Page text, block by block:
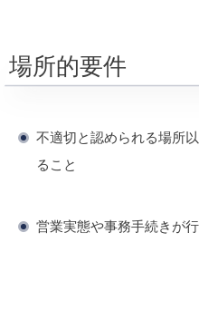
場所的要件
不適切と認められる場所
ること
営業実態や事務手続きが